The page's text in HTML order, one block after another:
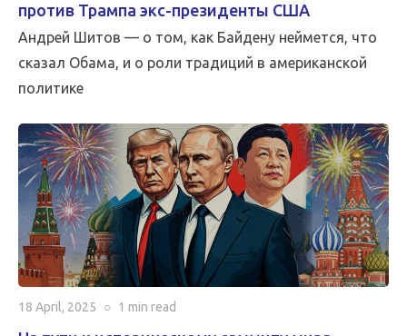
против Трампа экс-президенты США
Андрей Шитов — о том, как Байдену неймется, что
сказал Обама, и о роли традиций в американской
политике
18 April, 2025 ○ 1 min read